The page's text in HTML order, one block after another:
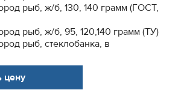
рыб, ж/б, 130, 140 грамм (ГОСТ,
рыб, ж/б, 95, 120,140 грамм (ТУ)
рыб, стеклобанка, в
цену